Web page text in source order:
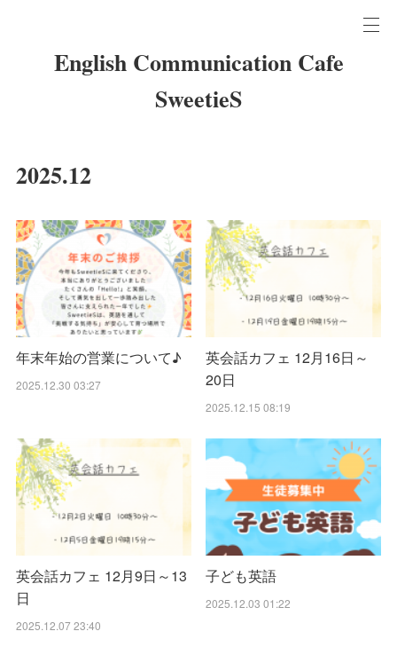
English Communication Cafe
SweetieS
2025.12
年末年始の営業について♪
2025.12.30 03:27
英会話カフェ 12月16日～
20日
2025.12.15 08:19
英会話カフェ 12月9日～13
日
2025.12.07 23:40
子ども英語
2025.12.03 01:22